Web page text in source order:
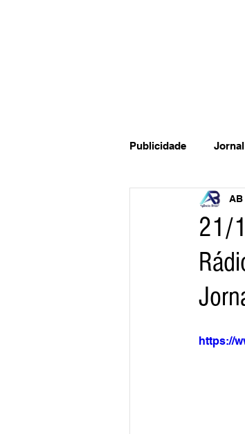
Publicidade
Inovação
Website do Brasil
21/
https://